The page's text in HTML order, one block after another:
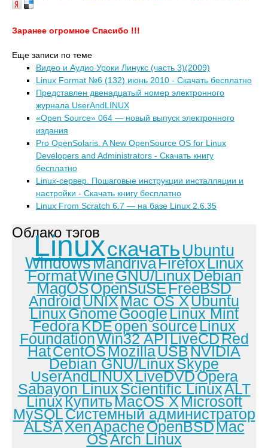
Заранее огромное Спасибо !!!
Еще записи по теме
Видео и Аудио Уроки Линукс (часть 3)(2009)
Linux Format №6 (132) июнь 2010 - Скачать бесплатно
Представлен двенадцатый номер электронного
журнала UserAndLINUX
«Open Source» 064 — новый выпуск электронного
издания
Pro OpenSolaris. A New OpenSource OS for Linux
Developers and Administrators - Скачать книгу
бесплатно
Linux-сервер. Пошаговые инструкции инсталляции и
настройки - Скачать книгу бесплатно
Linux From Scratch 6.7 — на базе Linux 2.6.35
Облако тэгов
Linuxскачать Ubuntu
WindowsMandrivaFirefoxLinux
FormatWineGNU/LinuxDebian
MagOSOpenSuSEFreeBSD
AndroidUNIXMac OS XUbuntu
LinuxGnomeGoogleLinux Mint
FedoraKDEopen sourceLinux
FoundationWin32 APILiveCDRed
HatCentOSMozillaUSBNVIDIA
Debian GNU/LinuxSkype
UserAndLINUXLiveDVDOpera
Sabayon LinuxScientific LinuxALT
LinuxКупитьMacOS XMicrosoft
MySQLСистемный администратор
ALSAXenApacheOpenBSDMac
OSArch Linux